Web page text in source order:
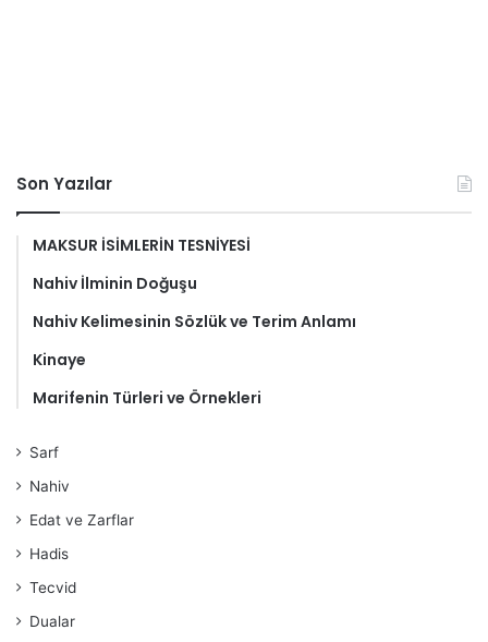
Son Yazılar
MAKSUR İSİMLERİN TESNİYESİ
Nahiv İlminin Doğuşu
Nahiv Kelimesinin Sözlük ve Terim Anlamı
Kinaye
Marifenin Türleri ve Örnekleri
Sarf
Nahiv
Edat ve Zarflar
Hadis
Tecvid
Dualar